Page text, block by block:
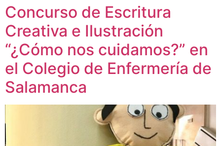
Concurso de Escritura
Creativa e Ilustración
“¿Cómo nos cuidamos?” en
el Colegio de Enfermería de
Salamanca